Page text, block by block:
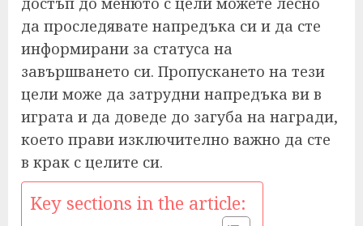
да проследявате напредъка си и да сте
информирани за статуса на
завършването си. Пропускането на тези
цели може да затрудни напредъка ви в
играта и да доведе до загуба на награди,
което прави изключително важно да сте
в крак с целите си.
Key sections in the article: